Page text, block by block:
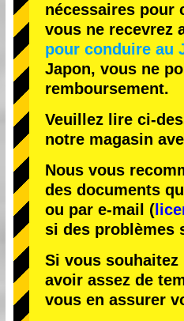
nécessaires pour
vous ne recevrez
pour conduire au
Japon, vous ne
remboursement.
Veuillez lire ci-
notre magasin
Nous vous
des documents
ou par e-mail (
si des problèmes
Si vous
avoir assez de
vous en assurer